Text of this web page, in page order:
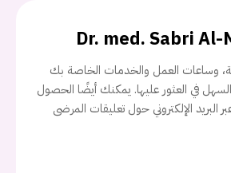
الدخول حتى يمكنك طرح سؤال.
Dr. med. Sabri Al-
وساعات العمل والخدمات الخاصة بك
في العثور عليها. يمكنك أيضًا الحصول
الإلكتروني حول تعليقات المرضى